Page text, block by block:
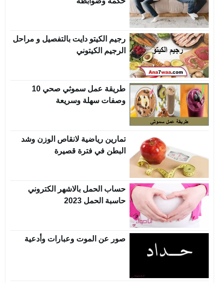
رجيم الكيتو دايت بالتفصيل و مراحل
الرجيم الكيتوني
طريقة عمل سموثي صحي 10
وصفات سهلة وسريعة
تمارين رياضية لانقاص الوزن وشد
البطن في فترة قصيرة
حساب الحمل بالاشهر الكتروني
حاسبة الحمل 2023
صور عن الموت وعبارات وأدعية